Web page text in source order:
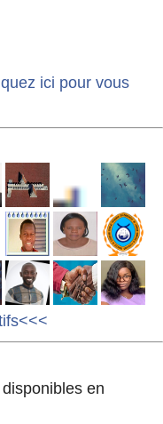
ici pour vous
en